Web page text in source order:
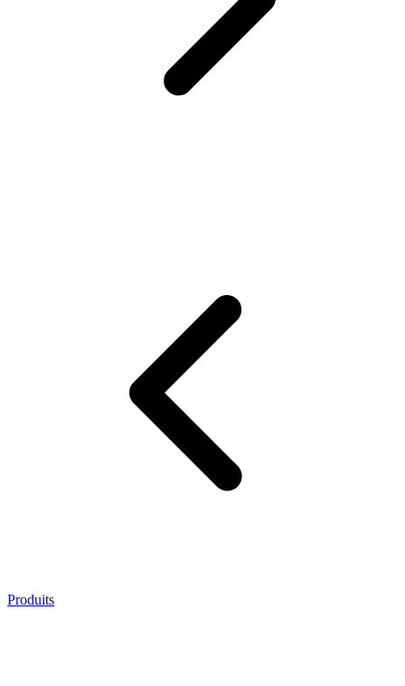
Produits